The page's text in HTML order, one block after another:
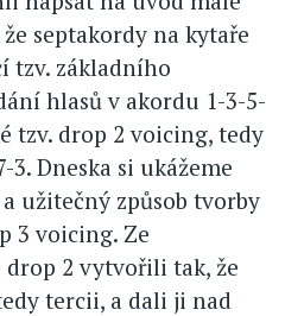
septakordy na kytaře
tzv. základního
hlasů v akordu 1-3-5-
tzv. drop 2 voicing, tedy
Dneska si ukážeme
užitečný způsob tvorby
3 voicing. Ze
2 vytvořili tak, že
tercii, a dali ji nad